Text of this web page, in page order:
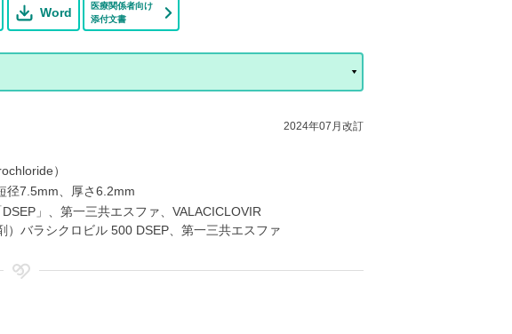
Word
医療関係者向け
添付文書
2024年07月改訂
）
径7.5mm、厚さ6.2mm
」、第一三共エスファ、VALACICLOVIR
バラシクロビル 500 DSEP、第一三共エスファ